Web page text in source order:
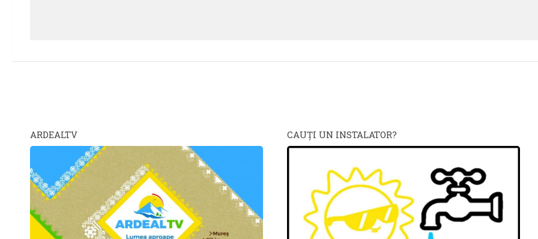
ARDEALTV CAUŢI UN INSTALATOR?